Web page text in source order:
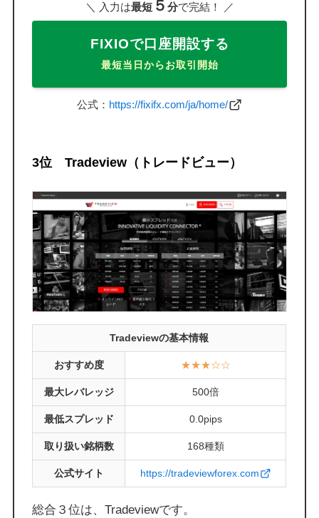
＼ 入力は最短５ 分で完結！ ／
FIXIOで口座開設する
最短当日からお取引開始
公式： https://fixifx.com/ja/home/
3位 Tradeview（トレードビュー）
Tradeviewの基本情報
おすすめ度 ★★★☆☆
最大レバレッジ 500倍
最低スプレッド 0.0pips
取り扱い銘柄数 168種類
公式サイト https://tradeviewforex.com
総合３位は、Tradeviewです。